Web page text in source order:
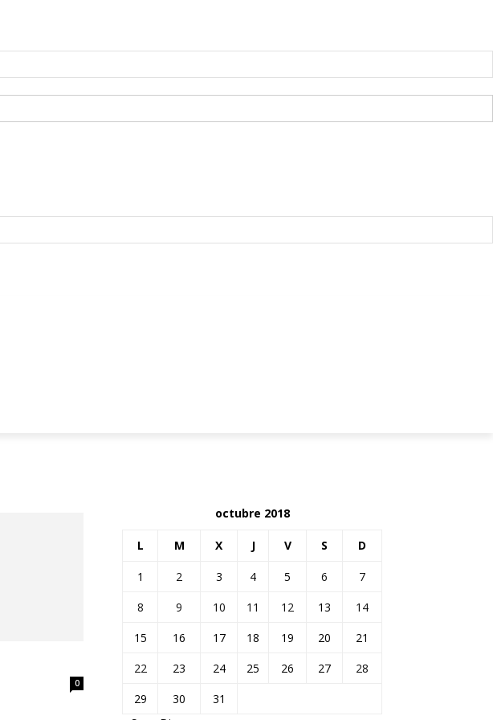
0
octubre 2018
L M X J V S D
1 2 3 4 5 6
7
8
9 10 11 12 13
14
15
16 17 18 19 20
21
22
23 24 25 26 27
28
29
30
31